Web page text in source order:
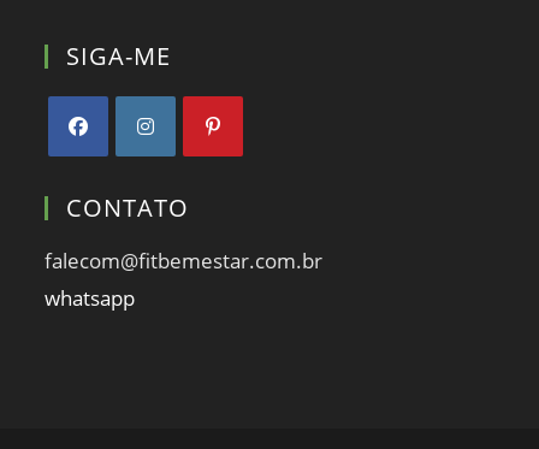
SIGA-ME
em
uma
aba
uma
aba
uma
aba
CONTATO
falecom@fitbemestar.com.br
whatsapp